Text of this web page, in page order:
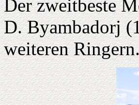
Der zweitbeste
D. Byambadorj
weiteren